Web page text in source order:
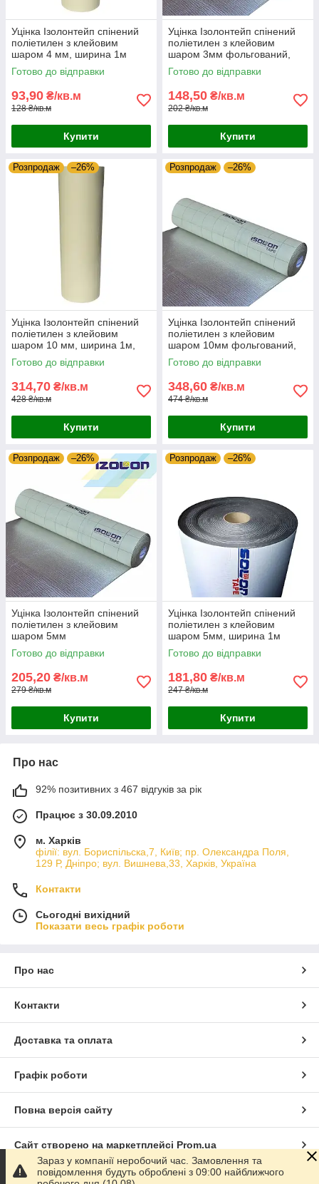
Уцінка Ізолонтейп спінений
поліетилен з клейовим
шаром 4 мм, ширина 1м
білий (3004)
Готово до відправки
93,90 ₴/кв.м
128 ₴/кв.м
Купити
Уцінка Ізолонтейп спінений
поліетилен з клейовим
шаром 3мм фольгований,
ширина 1м (3003)
Готово до відправки
148,50 ₴/кв.м
202 ₴/кв.м
Купити
Розпродаж –26%
Уцінка Ізолонтейп спінений
поліетилен з клейовим
шаром 10 мм, ширина 1м,
білий (3010)
Готово до відправки
314,70 ₴/кв.м
428 ₴/кв.м
Купити
Розпродаж –26%
Уцінка Ізолонтейп спінений
поліетилен з клейовим
шаром 10мм фольгований,
ширина 1м (3010)
Готово до відправки
348,60 ₴/кв.м
474 ₴/кв.м
Купити
Розпродаж –26%
Уцінка Ізолонтейп спінений
поліетилен з клейовим
шаром 5мм
фольгований,ширина 1м
(3005)
Готово до відправки
205,20 ₴/кв.м
279 ₴/кв.м
Купити
Розпродаж –26%
Уцінка Ізолонтейп спінений
поліетилен з клейовим
шаром 5мм, ширина 1м
(3005)
Готово до відправки
181,80 ₴/кв.м
247 ₴/кв.м
Купити
Про нас
92% позитивних з 467 відгуків за рік
Працює з 30.09.2010
м. Харків
філії: вул. Бориcпільска,7, Київ; пр. Олександра Поля,
129 Р, Дніпро; вул. Вишнева,33, Харків, Україна
Контакти
Сьогодні вихідний
Показати весь графік роботи
Про нас
Контакти
Доставка та оплата
Графік роботи
Повна версія сайту
Сайт створено на маркетплейсі Prom.ua
Політика конфіденційності
Зараз у компанії неробочий час. Замовлення та
повідомлення будуть оброблені з 09:00 найближчого